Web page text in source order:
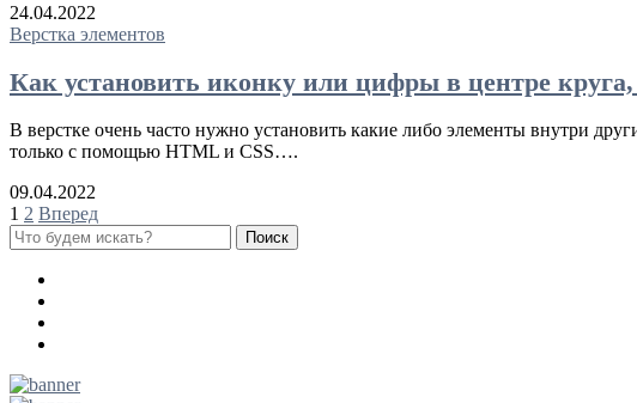
24.04.2022
Верстка элементов
Как установить иконку или цифры в центре
В верстке очень часто нужно установить какие либо элементы внутри
только с помощью HTML и CSS….
09.04.2022
Пагинация
записей
1 2 Вперед